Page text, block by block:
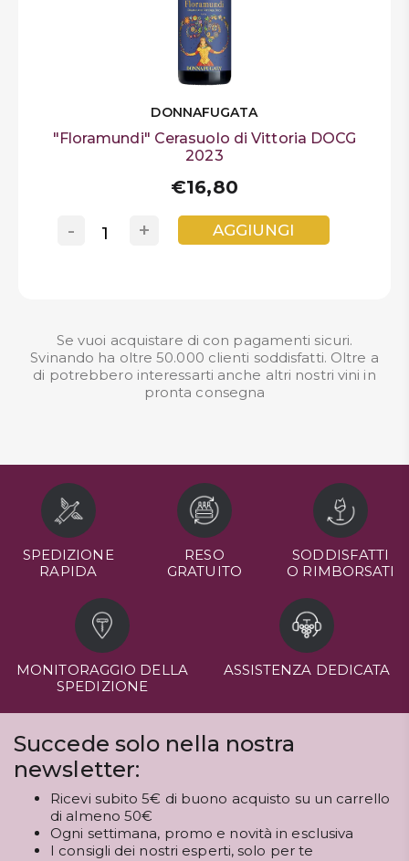
DONNAFUGATA
"Floramundi" Cerasuolo di Vittoria DOCG
2023
€16,80
+
- AGGIUNGI
Se vuoi acquistare di con pagamenti sicuri.
Svinando ha oltre 50.000 clienti soddisfatti. Oltre a
di potrebbero interessarti anche altri nostri vini in
pronta consegna
SPEDIZIONE
RAPIDA
RESO
GRATUITO
SODDISFATTI
O RIMBORSATI
MONITORAGGIO DELLA
SPEDIZIONE
ASSISTENZA DEDICATA
Succede solo nella nostra
newsletter:
Ricevi subito 5€ di buono acquisto su un carrello
di almeno 50€
Ogni settimana, promo e novità in esclusiva
I consigli dei nostri esperti, solo per te